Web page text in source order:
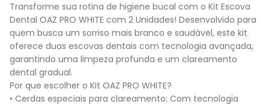
Transforme sua rotina de higiene bucal com o Kit Escova
Dental OAZ PRO WHITE com 2 Unidades! Desenvolvido para
quem busca um sorriso mais branco e saudável, este kit
oferece duas escovas dentais com tecnologia avançada,
garantindo uma limpeza profunda e um clareamento
dental gradual.
Por que escolher o Kit OAZ PRO WHITE?
• Cerdas especiais para clareamento: Com tecnologia